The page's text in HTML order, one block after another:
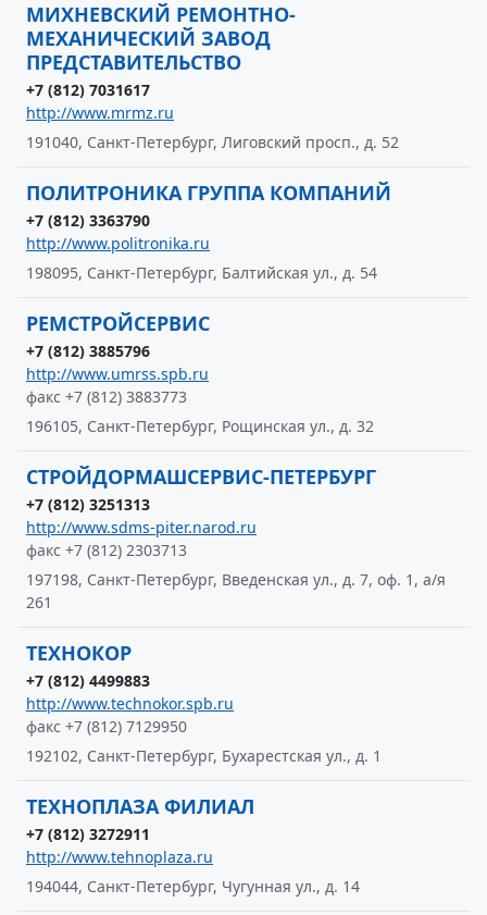
МИХНЕВСКИЙ РЕМОНТНО-
МЕХАНИЧЕСКИЙ ЗАВОД
ПРЕДСТАВИТЕЛЬСТВО
+7 (812) 7031617
http://www.mrmz.ru
191040, Санкт-Петербург, Лиговский просп., д. 52
ПОЛИТРОНИКА ГРУППА КОМПАНИЙ
+7 (812) 3363790
http://www.politronika.ru
198095, Санкт-Петербург, Балтийская ул., д. 54
РЕМСТРОЙСЕРВИС
+7 (812) 3885796
http://www.umrss.spb.ru
факс +7 (812) 3883773
196105, Санкт-Петербург, Рощинская ул., д. 32
СТРОЙДОРМАШСЕРВИС-ПЕТЕРБУРГ
+7 (812) 3251313
http://www.sdms-piter.narod.ru
факс +7 (812) 2303713
197198, Санкт-Петербург, Введенская ул., д. 7, оф. 1, а/я
261
ТЕХНОКОР
+7 (812) 4499883
http://www.technokor.spb.ru
факс +7 (812) 7129950
192102, Санкт-Петербург, Бухарестская ул., д. 1
ТЕХНОПЛАЗА ФИЛИАЛ
+7 (812) 3272911
http://www.tehnoplaza.ru
194044, Санкт-Петербург, Чугунная ул., д. 14